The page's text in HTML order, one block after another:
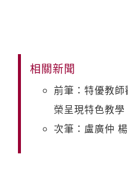
相關新聞
前筆：特優教
榮呈現特色教學
次筆：盧廣仲